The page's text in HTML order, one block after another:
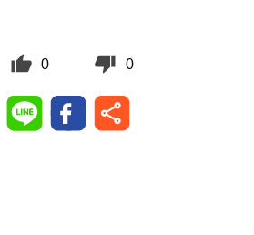
0 0